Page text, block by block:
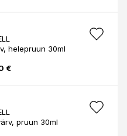
helepruun 30ml
€
pruun 30ml